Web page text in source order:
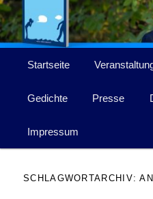
Startseite
Gedichte Presse
Impressum
SCHLAGWORTARCHIV: